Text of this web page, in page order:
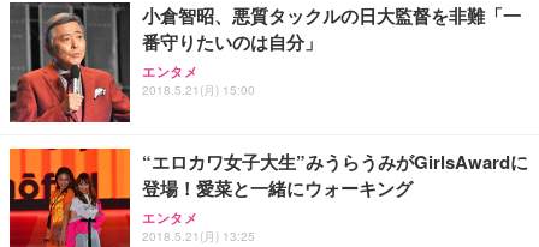
務用 おしゃれ パソコンチェア (ホワイト)
ANDWINT オフィスチェア デスクチェア 肘なし メ
ッシュ 通気性 ランバーサポート付き 腰サポート ガ
ス圧無段階昇降 360度回転 キャスター付き コンパク
【MiniLED/24.5inch/280Hz/FHD】GRAPHT THE S
HOOTER Gaming Monitor 24” Essential ゲーミン
グモニター QD 24.5インチ 1ms FHD 量子ドット 残
アイリスオーヤマ ペットシーツ 超厚型 お徳用 レギ
ュラー 200枚入【Amazon.co.jp限定】
小倉智昭、悪質タックルの日大監督を非難「一
番守りたいのは自分」
エンタメ
2018.5.21(月) 15:00
“エロカワ女子大生”みうらうみがGirlsAwardに
登場！愛菜と一緒にウォーキング
エンタメ
2018.5.21(月) 13:25